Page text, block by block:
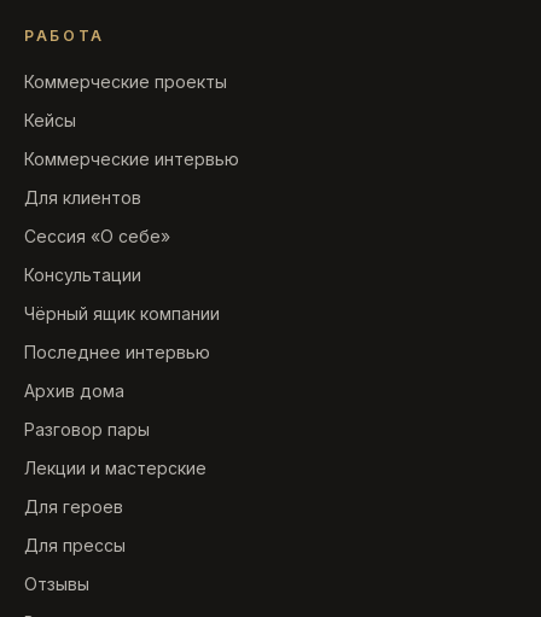
РАБОТА
Коммерческие проекты
Кейсы
Коммерческие интервью
Для клиентов
Сессия «О себе»
Консультации
Чёрный ящик компании
Последнее интервью
Архив дома
Разговор пары
Лекции и мастерские
Для героев
Для прессы
Отзывы